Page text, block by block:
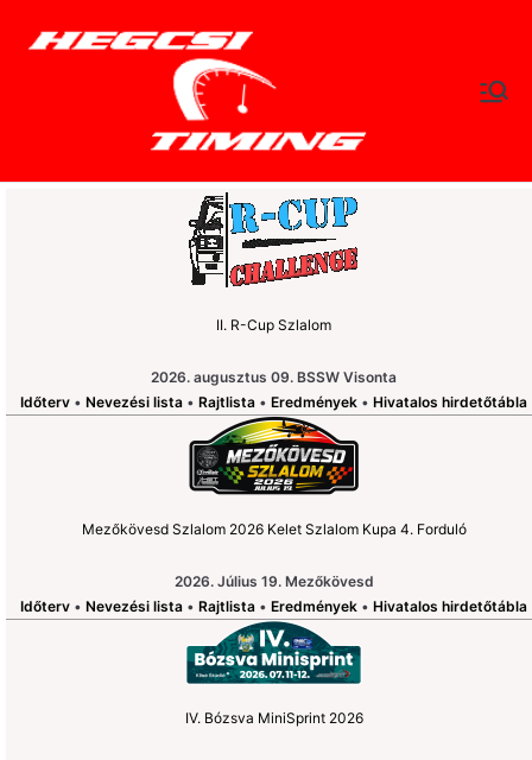
hegc
sitimi
Időtlen Idők
II. R-Cup Szlalom
2026. augusztus 09. BSSW Visonta
Időterv • Nevezési lista • Rajtlista • Eredmények • Hivatalos hirdetőtábla
Mezőkövesd Szlalom 2026 Kelet Szlalom Kupa 4. Forduló
2026. Július 19. Mezőkövesd
Időterv • Nevezési lista • Rajtlista • Eredmények • Hivatalos hirdetőtábla
IV. Bózsva MiniSprint 2026